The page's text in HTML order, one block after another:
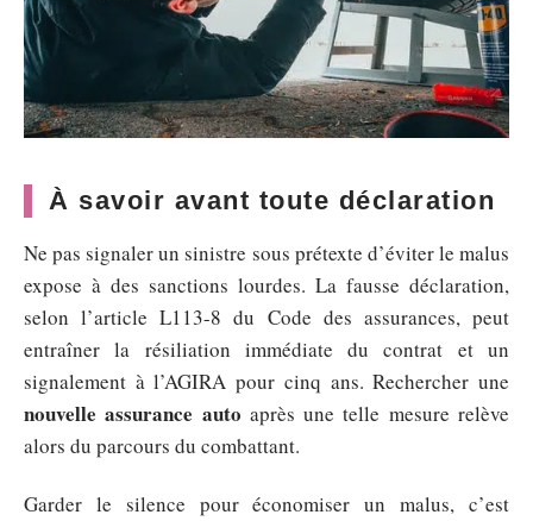
À savoir avant toute déclaration
Ne pas signaler un sinistre sous prétexte d’éviter le malus
expose à des sanctions lourdes. La fausse déclaration,
selon l’article L113-8 du Code des assurances, peut
entraîner la résiliation immédiate du contrat et un
signalement à l’AGIRA pour cinq ans. Rechercher une
nouvelle assurance auto après une telle mesure relève
alors du parcours du combattant.
Garder le silence pour économiser un malus, c’est